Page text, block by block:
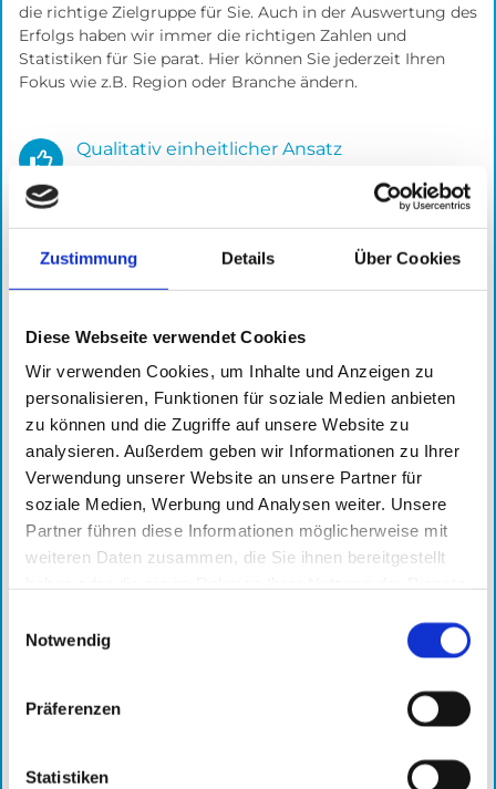
Zustimmung Details Über Cookies
Diese Webseite verwendet Cookies
Wir verwenden Cookies, um Inhalte und Anzeigen zu
personalisieren, Funktionen für soziale Medien anbieten
zu können und die Zugriffe auf unsere Website zu
analysieren. Außerdem geben wir Informationen zu Ihrer
Verwendung unserer Website an unsere Partner für
soziale Medien, Werbung und Analysen weiter. Unsere
Partner führen diese Informationen möglicherweise mit
weiteren Daten zusammen, die Sie ihnen bereitgestellt
Notwendig
Präferenzen
Statistiken
die richtige Zielgruppe für Sie. Auch in der Auswertung des
Erfolgs haben wir immer die richtigen Zahlen und
Statistiken für Sie parat. Hier können Sie jederzeit Ihren
Fokus wie z.B. Region oder Branche ändern.
Qualitativ einheitlicher Ansatz
GRC – Connecting Business arbeitet nicht mit externen
abgedeckt. Das bedeutet, dass alle Telefonisten direkt von
uns trainiert und geschult werden. So haben wir immer
direkten Einfluss auf die Gesprächsführung bzw.
Kompetente Telefonisten
Leipzig erfährt in den letzten Jahren durch seine
Universitäten und seine Lebensqualität einen immer
größer werdenden internationalen Zulauf. Viele unserer
internationalen Telefonisten sind Studenten oder haben
bereits einen Universitätsabschluss. Alle unserer
Telefonisten haben eine hohe Auffassungsgabe und sind
Mit unserer Telefonsoftware haben wir immer einen
sind alle Daten sofort abrufbar und wir werden direkt über